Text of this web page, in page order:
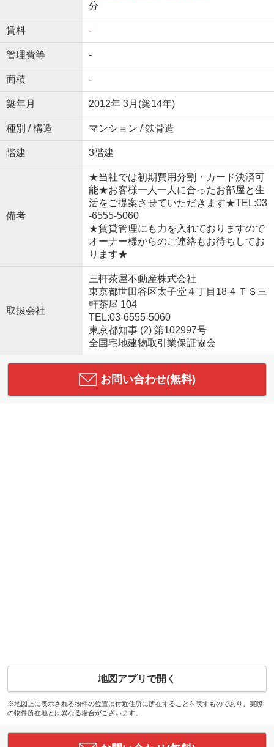
分
賃料 -
管理費等 -
面積 -
築年月 2012年 3月(築14年)
種別 / 構造 マンション / 鉄骨造
階建 3階建
備考
★当社では初期費用分割・カード決済可
能★お客様一人一人に合ったお部屋と生
活をご提案させていただきます★TEL:03
-6555-5060
★賃貸管理にも力を入れておりますので
オーナー様からのご連絡もお待ちしてお
ります★
取扱会社
三軒茶屋不動産株式会社
東京都世田谷区太子堂４丁目18-4 ＴＳ三
軒茶屋 104
TEL:03-6555-5060
東京都知事 (2) 第102997号
全国宅地建物取引業保証協会
お問い合わせ(無料)
地図アプリで開く
※地図上に表示される物件の位置は付近住所に所在することを表すものであり、実際
の物件所在地とは異なる場合がございます。